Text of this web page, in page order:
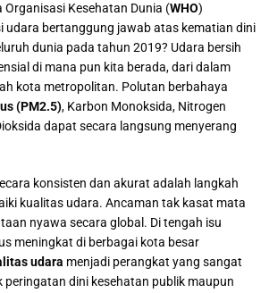
Kesehatan Dunia (WHO)
udara bertanggung jawab atas kematian dini
dunia pada tahun 2019? Udara bersih
di mana pun kita berada, dari dalam
kota metropolitan. Polutan berbahaya
(PM2.5), Karbon Monoksida, Nitrogen
dapat secara langsung menyerang
konsisten dan akurat adalah langkah
kualitas udara. Ancaman tak kasat mata
nyawa secara global. Di tengah isu
meningkat di berbagai kota besar
udara menjadi perangkat yang sangat
peringatan dini kesehatan publik maupun